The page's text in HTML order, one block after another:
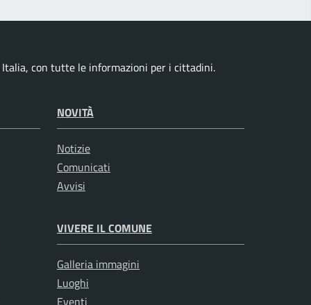
Italia, con tutte le informazioni per i cittadini.
NOVITÀ
Notizie
Comunicati
Avvisi
VIVERE IL COMUNE
Galleria immagini
Luoghi
Eventi